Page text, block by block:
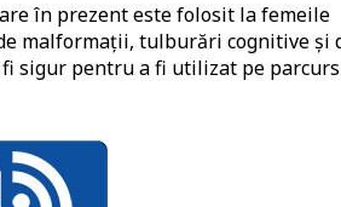
în prezent este folosit la femeile
malformații, tulburări cognitive și
fi sigur pentru a fi utilizat pe